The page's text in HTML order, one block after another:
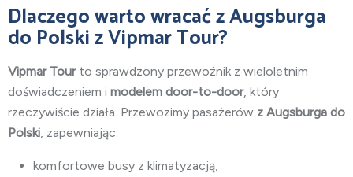
Dlaczego warto wracaćz Augsburga
do Polskiz Vipmar Tour?
Vipmar Tourto sprawdzony przewoźnik z wieloletnim
doświadczeniem i modelem door-to-door, który
rzeczywiście działa. Przewozimy pasażerów z Augsburga do
Polski , zapewniając:
komfortowe busy z klimatyzacją,